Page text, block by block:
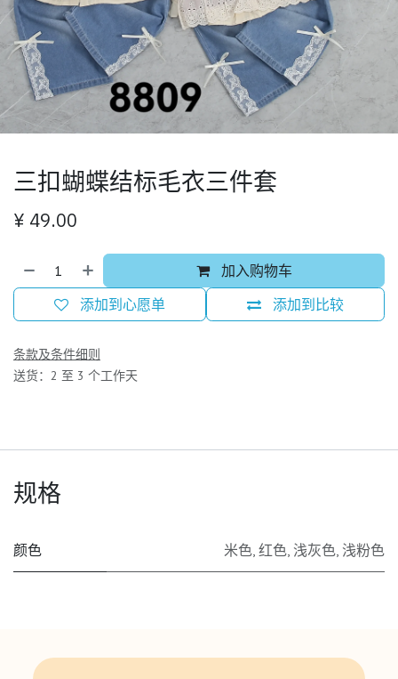
三扣蝴蝶结标毛衣三件套
¥ 49.00
加入购物车
添加到比较
添加到心愿单
条款及条件细则
送货：2 至 3 个工作天
规格
颜色 米色 红色 浅灰色 浅粉色